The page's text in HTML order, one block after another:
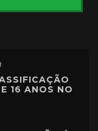
16 ANOS NO